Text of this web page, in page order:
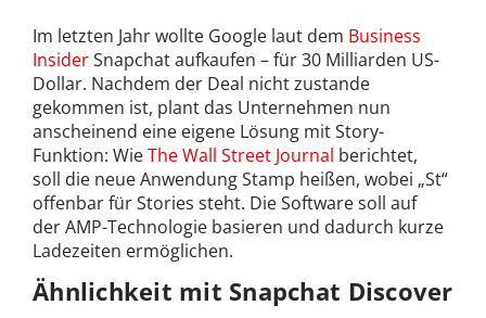
Im letzten Jahr wollte Google laut dem Business
InsiderSnapchat aufkaufen – für 30 Milliarden US-
Dollar. Nachdem der Deal nicht zustande
gekommen ist, plant das Unternehmen nun
anscheinend eine eigene Lösung mit Story-
Funktion: WieThe Wall Street Journal berichtet,
soll die neue Anwendung Stamp heißen, wobei „St“
offenbar für Stories steht. Die Software soll auf
der AMP-Technologie basieren und dadurch kurze
Ladezeiten ermöglichen.
Ähnlichkeit mit Snapchat Discover